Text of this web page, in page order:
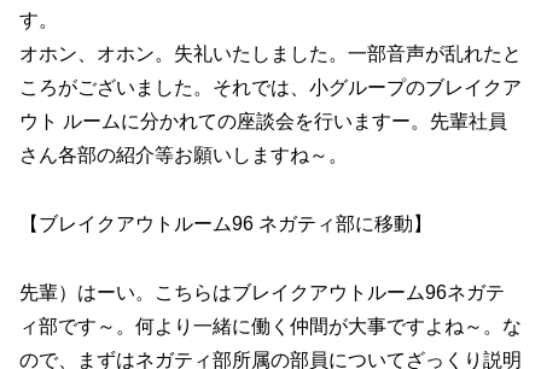
す。
オホン、オホン。失礼いたしました。一部音声が乱れたと
ころがございました。それでは、小グループのブレイクア
ウト ルームに分かれての座談会を行いますー。先輩社員
さん各部の紹介等お願いしますね～。
【ブレイクアウトルーム96 ネガティ部に移動】
先輩）はーい。こちらはブレイクアウトルーム96ネガテ
ィ部です～。何より一緒に働く仲間が大事ですよね～。な
ので、まずはネガティ部所属の部員についてざっくり説明